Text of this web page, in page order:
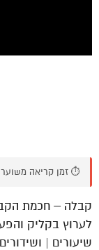
⏱️ זמן קריאה
קבלה – חכמת
לערוץ בקליק
שיעורים |